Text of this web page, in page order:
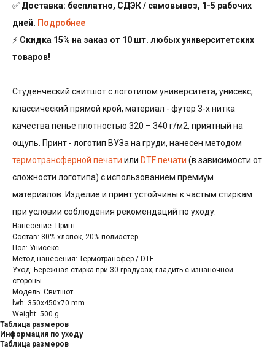
✅ Доставка: бесплатно, СДЭК / самовывоз, 1-5 рабочих
дней. Подробнее
⚡ Скидка 15% на заказ от 10 шт. любых университетских
товаров!
Студенческий свитшот с логотипом университета, унисекс,
классический прямой крой, материал - футер 3-х нитка
качества пенье плотностью 320 – 340 г/м2, приятный на
ощупь. Принт - логотип ВУЗа на груди, нанесен методом
термотрансферной печати или DTF печати (в зависимости от
сложности логотипа) с использованием премиум
материалов. Изделие и принт устойчивы к частым стиркам
при условии соблюдения рекомендаций по уходу.
Нанесение: Принт
Состав: 80% хлопок, 20% полиэстер
Пол: Унисекс
Метод нанесения: Термотрансфер / DTF
Уход: Бережная стирка при 30 градусах; гладить с изнаночной
стороны
Модель: Свитшот
lwh: 350x450x70 mm
Weight: 500 g
Таблица размеров
Информация по уходу
Таблица размеров